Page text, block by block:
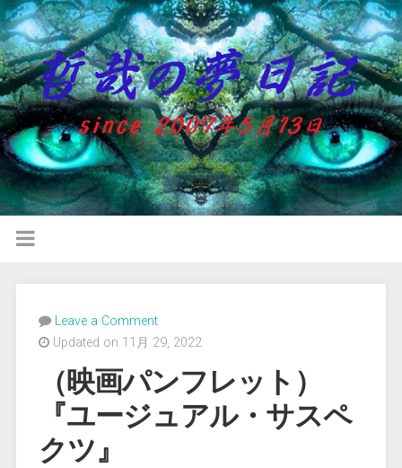
Leave a Comment
Updated on 11月 29, 2022
（映画パンフレット）
『ユージュアル・サスペ
クツ』